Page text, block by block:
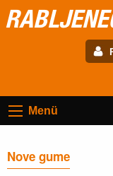
Geslo:
Menü
Nove gume